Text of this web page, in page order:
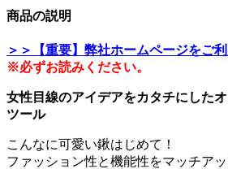
商品の説明
＞＞【重要】弊社ホームページをご
※必ずお読みください。
女性目線のアイデアをカタチにした
ツール
こんなに可愛い鍬はじめて！
ファッション性と機能性をマッチア